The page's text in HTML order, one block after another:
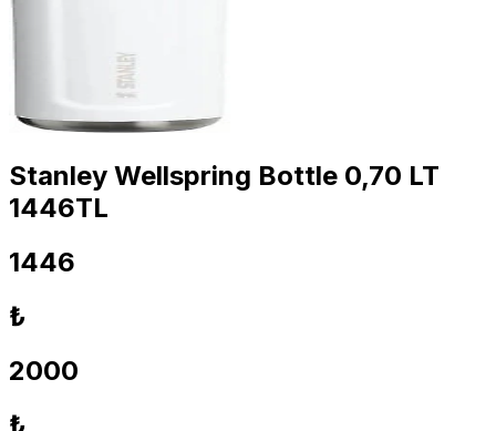
Stanley Wellspring Bottle 0,70 LT
1446TL
1446
₺
2000